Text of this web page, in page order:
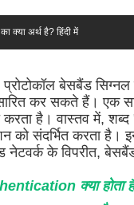
क्या अर्थ है? हिंदी में
बेसबैंड
कर सकते हैं। एक
करता है। वास्तव में,
को संदर्भित करता है।
नेटवर्क के विपरीत,
क्या होता है